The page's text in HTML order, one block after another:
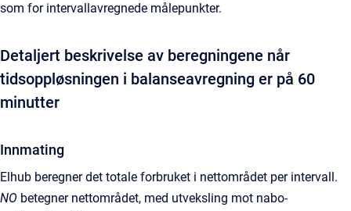
som for intervallavregnede målepunkter.
Detaljert beskrivelse av beregningene når
tidsoppløsningen i balanseavregning er på 60
minutter
Innmating
Elhub beregner det totale forbruket i nettområdet per intervall.
NO betegner nettområdet, med utveksling mot nabo-